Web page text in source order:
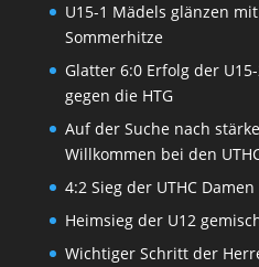
U15-1 Mädels glänzen
Sommerhitze
Glatter 6:0 Erfolg der
gegen die HTG
Auf der Suche nach
Willkommen bei den
4:2 Sieg der UTHC
Heimsieg der U12
Wichtiger Schritt der